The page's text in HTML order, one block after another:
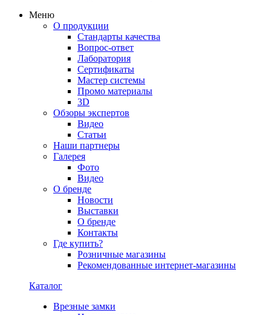
Меню
О продукции
Стандарты качества
Вопрос-ответ
Лаборатория
Сертификаты
Мастер системы
Промо материалы
3D
Обзоры экспертов
Видео
Статьи
Наши партнеры
Галерея
Фото
Видео
О бренде
Новости
Выставки
О бренде
Контакты
Где купить?
Розничные магазины
Рекомендованные интернет-магазины
Каталог
Врезные замки